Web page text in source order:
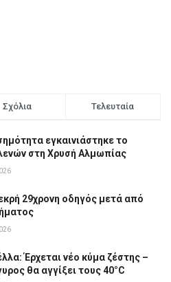
Σχόλια Τελευταία
εγκαινιάστηκε το
στη Χρυσή Αλμωπίας
29χρονη οδηγός μετά από
Έρχεται νέο κύμα ζέστης –
θα αγγίξει τους 40°C